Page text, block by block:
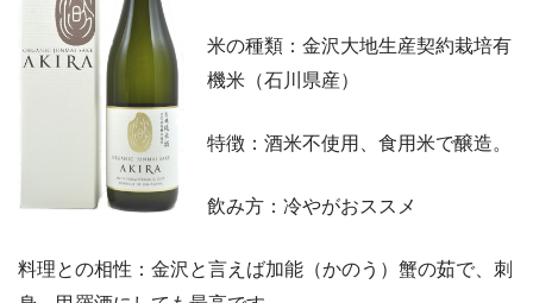
米の種類：金沢大地生産契約栽培有
機米（石川県産）
特徴：酒米不使用、食用米で醸造。
飲み方：冷やがおススメ
料理との相性：金沢と言えば加能（かのう）蟹の茹で、刺